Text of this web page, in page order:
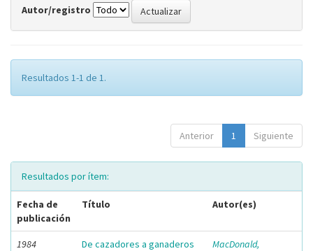
Autor/registro
Resultados 1-1 de 1.
Anterior 1 Siguiente
Resultados por ítem:
Fecha de
publicación
Título Autor(es)
1984 De cazadores a ganaderos
MacDonald,